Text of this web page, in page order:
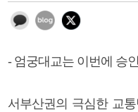
- 엄궁대교는 이번에 승
서부산권의 극심한 교